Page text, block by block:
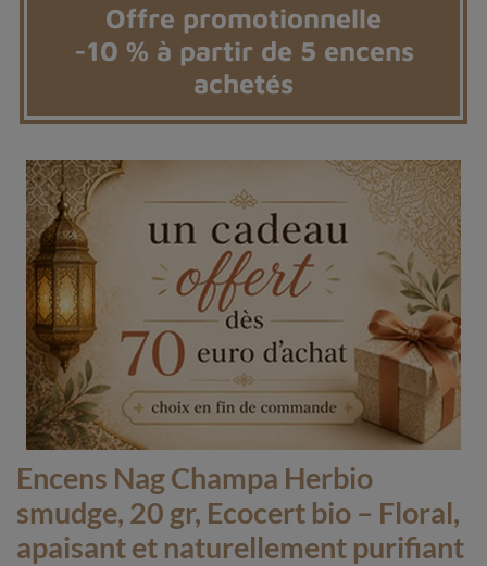
Offre promotionnelle
-10 % à partir de 5 encens
achetés
Encens Nag Champa Herbio
smudge, 20 gr, Ecocert bio – Floral,
apaisant et naturellement purifiant